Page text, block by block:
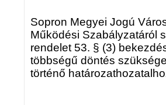
Sopron Megyei Jogú
Működési Szabályzatáról
rendelet 53. § (3)
többségű döntés
történő